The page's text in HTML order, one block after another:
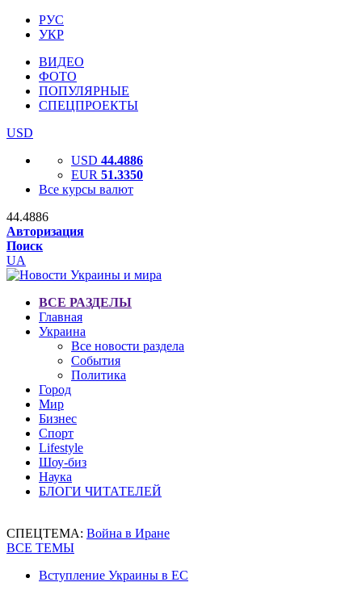
РУС
УКР
ВИДЕО
ФОТО
ПОПУЛЯРНЫЕ
СПЕЦПРОЕКТЫ
USD
USD 44.4886
EUR 51.3350
Все курсы валют
44.4886
Авторизация
Поиск
UA
ВСЕ РАЗДЕЛЫ
Главная
Украина
Все новости раздела
События
Политика
Город
Мир
Бизнес
Спорт
Lifestyle
Шоу-биз
Наука
БЛОГИ ЧИТАТЕЛЕЙ
СПЕЦТЕМА: Война в Иране
ВСЕ ТЕМЫ
Вступление Украины в ЕС